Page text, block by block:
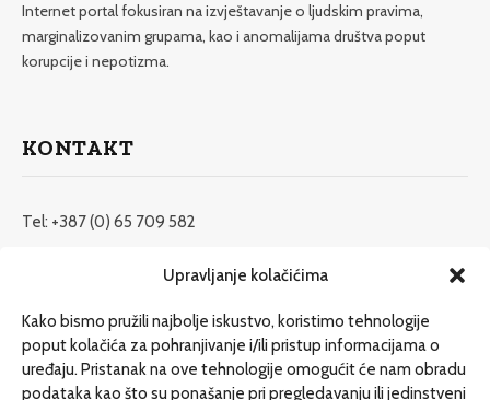
Upravljanje kolačićima
Kako bismo pružili najbolje iskustvo, koristimo tehnologije
poput kolačića za pohranjivanje i/ili pristup informacijama o
uređaju. Pristanak na ove tehnologije omogućit će nam obradu
podataka kao što su ponašanje pri pregledavanju ili jedinstveni
Internet portal fokusiran na izvještavanje o ljudskim pravima,
marginalizovanim grupama, kao i anomalijama društva poput
korupcije i nepotizma.
KONTAKT
Tel: +387 (0) 65 709 582
redakcija@etrafika.net
Dosije